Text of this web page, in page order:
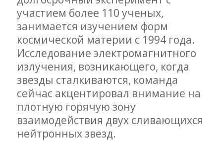
участием более 110 ученых,
занимается изучением форм
космической материи с 1994 года.
Исследование электромагнитного
излучения, возникающего, когда
звезды сталкиваются, команда
сейчас акцентировал внимание на
плотную горячую зону
взаимодействия двух сливающихся
нейтронных звезд.